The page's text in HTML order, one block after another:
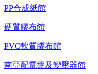
PP合成紙館
硬質膠布館
PVC軟質膠布館
南亞配電盤及變壓器館